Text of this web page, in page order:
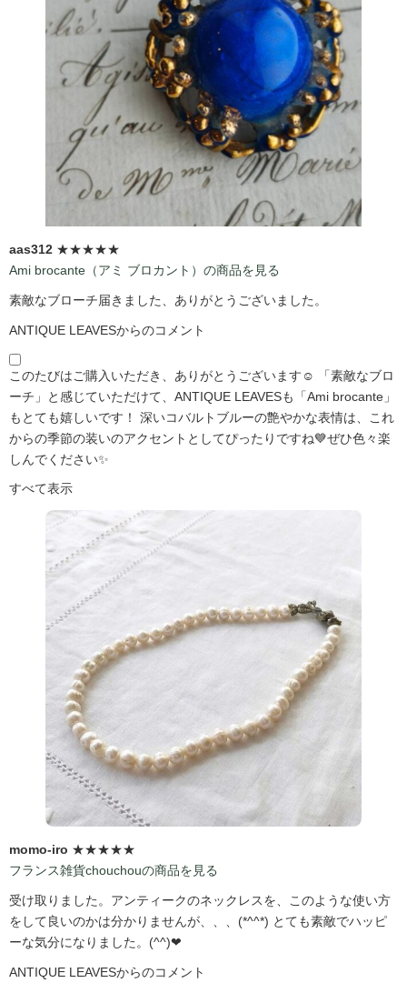
aas312 ★★★★★
Ami brocante（アミ ブロカント）の商品を見る
素敵なブローチ届きました、ありがとうございました。
ANTIQUE LEAVESからのコメント
このたびはご購入いただき、ありがとうございます☺️ 「素敵なブロ
ーチ」と感じていただけて、ANTIQUE LEAVESも「Ami brocante」
もとても嬉しいです！ 深いコバルトブルーの艶やかな表情は、これ
からの季節の装いのアクセントとしてぴったりですね💙ぜひ色々楽
しんでください✨
すべて表示
momo-iro ★★★★★
フランス雑貨chouchouの商品を見る
受け取りました。アンティークのネックレスを、このような使い方
をして良いのかは分かりませんが、、、(*^^*) とても素敵でハッピ
ーな気分になりました。(^^)❤
ANTIQUE LEAVESからのコメント